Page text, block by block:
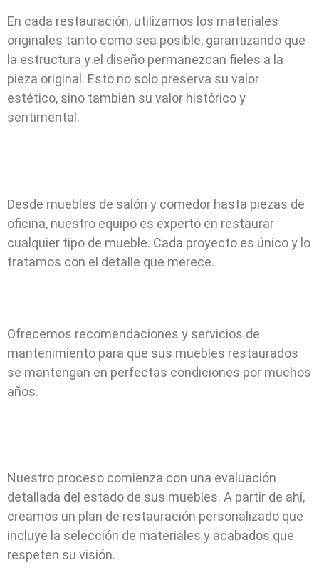
En cada restauración, utilizamos los materiales
originales tanto como sea posible, garantizando que
la estructura y el diseño permanezcan fieles a la
pieza original. Esto no solo preserva su valor
estético, sino también su valor histórico y
sentimental.
Desde muebles de salón y comedor hasta piezas de
oficina, nuestro equipo es experto en restaurar
cualquier tipo de mueble. Cada proyecto es único y lo
tratamos con el detalle que merece.
Ofrecemos recomendaciones y servicios de
mantenimiento para que sus muebles restaurados
se mantengan en perfectas condiciones por muchos
años.
Nuestro proceso comienza con una evaluación
detallada del estado de sus muebles. A partir de ahí,
creamos un plan de restauración personalizado que
incluye la selección de materiales y acabados que
respeten su visión.